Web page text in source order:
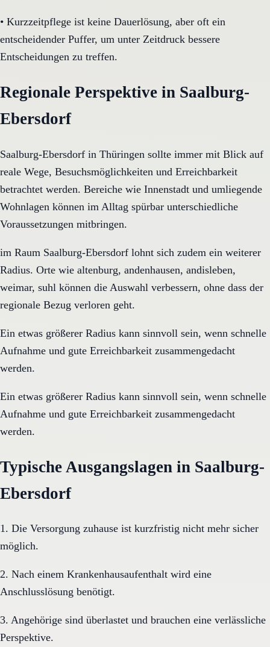
• Kurzzeitpflege ist keine Dauerlösung, aber oft ein
entscheidender Puffer, um unter Zeitdruck bessere
Entscheidungen zu treffen.
Regionale Perspektive in Saalburg-
Ebersdorf
Saalburg-Ebersdorf in Thüringen sollte immer mit Blick auf
reale Wege, Besuchsmöglichkeiten und Erreichbarkeit
betrachtet werden. Bereiche wie Innenstadt und umliegende
Wohnlagen können im Alltag spürbar unterschiedliche
Voraussetzungen mitbringen.
im Raum Saalburg-Ebersdorf lohnt sich zudem ein weiterer
Radius. Orte wie altenburg, andenhausen, andisleben,
weimar, suhl können die Auswahl verbessern, ohne dass der
regionale Bezug verloren geht.
Ein etwas größerer Radius kann sinnvoll sein, wenn schnelle
Aufnahme und gute Erreichbarkeit zusammengedacht
werden.
Ein etwas größerer Radius kann sinnvoll sein, wenn schnelle
Aufnahme und gute Erreichbarkeit zusammengedacht
werden.
Typische Ausgangslagen in Saalburg-
Ebersdorf
1. Die Versorgung zuhause ist kurzfristig nicht mehr sicher
möglich.
2. Nach einem Krankenhausaufenthalt wird eine
Anschlusslösung benötigt.
3. Angehörige sind überlastet und brauchen eine verlässliche
Perspektive.